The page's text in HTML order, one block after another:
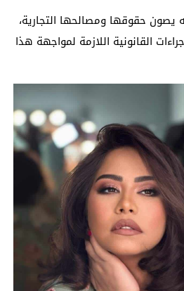
يصون حقوقها ومصالحها التجارية،
القانونية اللازمة لمواجهة هذا